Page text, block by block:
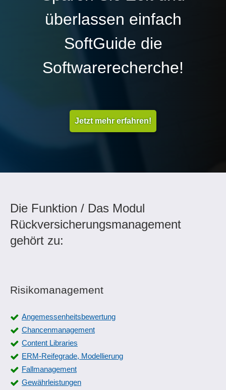
überlassen einfach
SoftGuide die
Softwarerecherche!
Jetzt mehr erfahren!
Die Funktion / Das Modul
Rückversicherungsmanagement
gehört zu:
Risikomanagement
Angemessenheitsbewertung
Chancenmanagement
Content Libraries
ERM-Reifegrade, Modellierung
Fallmanagement
Gewährleistungen